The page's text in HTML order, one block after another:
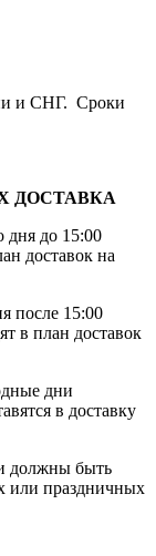
и СНГ. Сроки
ДОСТАВКА
дня до 15:00
доставок на
после 15:00
в план доставок
дни
в доставку
должны быть
или праздничных